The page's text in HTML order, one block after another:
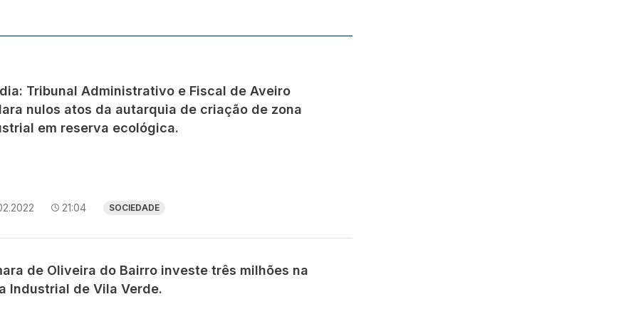
Tribunal Administrativo e Fiscal de Aveiro
nulos atos da autarquia de criação de zona
em reserva ecológica.
21:04 SOCIEDADE
de Oliveira do Bairro investe três milhões na
Industrial de Vila Verde.